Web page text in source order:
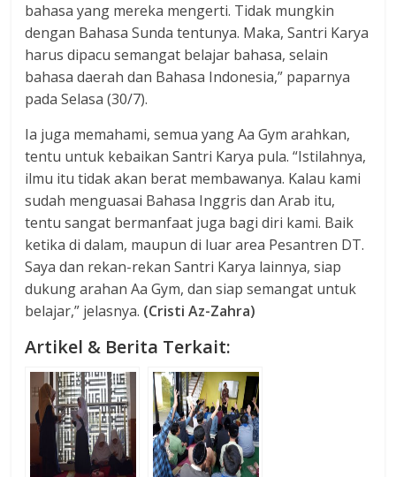
bahasa yang mereka mengerti. Tidak mungkin
dengan Bahasa Sunda tentunya. Maka, Santri Karya
harus dipacu semangat belajar bahasa, selain
bahasa daerah dan Bahasa Indonesia,” paparnya
pada Selasa (30/7).
Ia juga memahami, semua yang Aa Gym arahkan,
tentu untuk kebaikan Santri Karya pula. “Istilahnya,
ilmu itu tidak akan berat membawanya. Kalau kami
sudah menguasai Bahasa Inggris dan Arab itu,
tentu sangat bermanfaat juga bagi diri kami. Baik
ketika di dalam, maupun di luar area Pesantren DT.
Saya dan rekan-rekan Santri Karya lainnya, siap
dukung arahan Aa Gym, dan siap semangat untuk
belajar,” jelasnya. (Cristi Az-Zahra)
Artikel & Berita Terkait: